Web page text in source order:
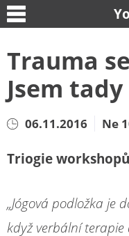
Trauma
Jsem
06.11.2016 Ne
Triogie
„Jógová podložka je
když verbální terapie